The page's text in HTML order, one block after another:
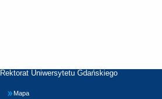
Rektorat Uniwersytetu Gdańskiego
Mapa